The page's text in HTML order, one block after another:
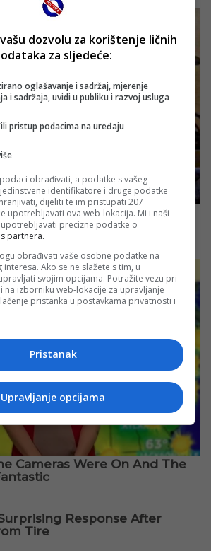
dozvolu za korištenje ličnih
za sljedeće:
oglašavanje i sadržaj, mjerenje
i sadržaja, uvidi u publiku i razvoj usluga
pristup podacima na uređaju
obrađivati, a podatke s vašeg
identifikatore i druge podatke
dijeliti te im pristupati 207
upotrebljavati ova web-lokacija. Mi i naši
precizne podatke o
partnera.
obrađivati vaše osobne podatke na
Ako se ne slažete s tim, u
svojim opcijama. Potražite vezu pri
na izborniku web-lokacije za upravljanje
pristanka u postavkama privatnosti i
Pristanak
Upravljanje opcijama